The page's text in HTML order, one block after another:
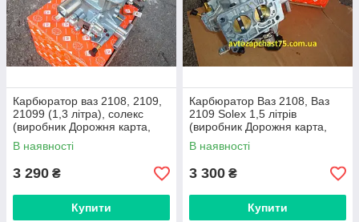
Карбюратор ваз 2108, 2109,
21099 (1,3 літра), солекс
(виробник Дорожня карта,
Харків)
В наявності
3 290 ₴
Купити
Карбюратор Ваз 2108, Ваз
2109 Solex 1,5 літрів
(виробник Дорожня карта,
Харків, Україна)
В наявності
3 300 ₴
Купити